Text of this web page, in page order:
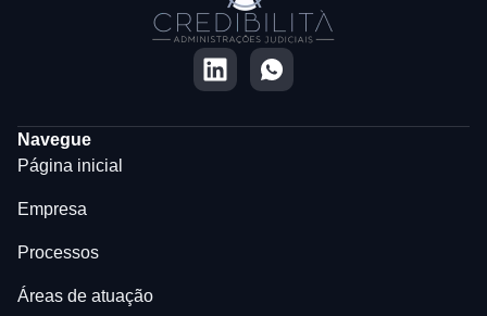
Navegue
Página inicial
Empresa
Processos
Áreas de atuação